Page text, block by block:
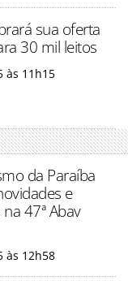
sua oferta
30 mil leitos
às 11h15
da Paraíba
e
47ª Abav
às 12h58